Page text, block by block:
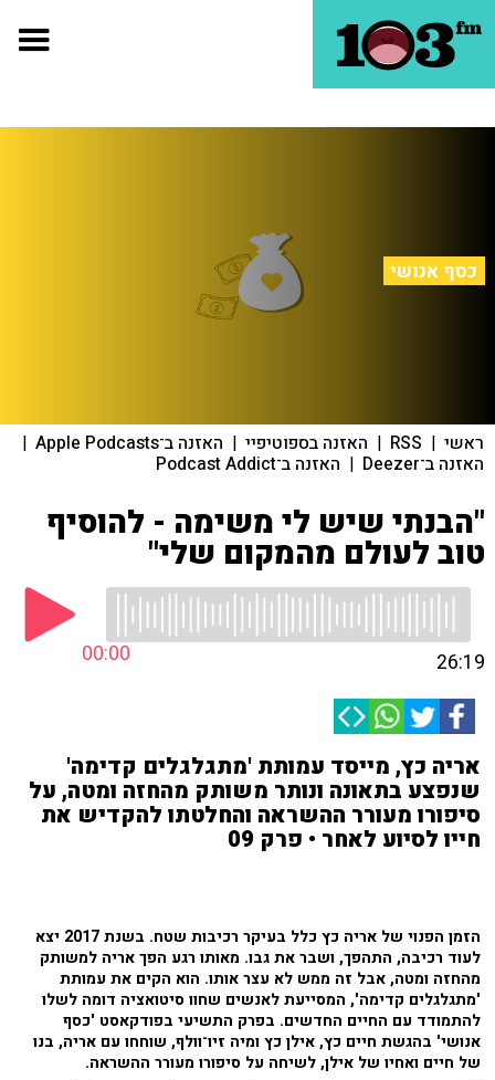
כסף אנושי
ראשי |
RSS
| האזנה בספוטיפיי | האזנה ב־Apple Podcasts |
האזנה ב־Deezer | האזנה ב־Podcast Addict
"הבנתי שיש לי משימה - להוסיף
טוב לעולם מהמקום שלי"
00:00 26:19
אריה כץ, מייסד עמותת 'מתגלגלים קדימה'
שנפצע בתאונה ונותר משותק מהחזה ומטה, על
סיפורו מעורר ההשראה והחלטתו להקדיש את
חייו לסיוע לאחר • פרק 09
הזמן הפנוי של אריה כץ כלל בעיקר רכיבות שטח. בשנת 2017 יצא
לעוד רכיבה, התהפך, ושבר את גבו. מאותו רגע הפך אריה למשותק
מהחזה ומטה, אבל זה ממש לא עצר אותו. הוא הקים את עמותת
'מתגלגלים קדימה', המסייעת לאנשים שחוו סיטואציה דומה לשלו
להתמודד עם החיים החדשים. בפרק התשיעי בפודקאסט 'כסף
אנושי' בהגשת חיים כץ, אילן כץ ומיה זיו־וולף, שוחחו עם אריה, בנו
של חיים ואחיו של אילן, לשיחה על סיפורו מעורר ההשראה.